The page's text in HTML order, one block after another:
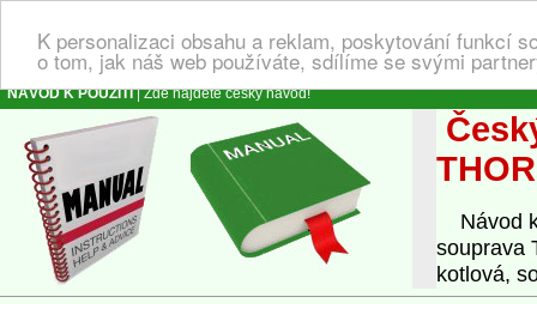
K personalizaci obsahu a reklam, poskytování funkcí
o tom, jak náš web používáte, sdílíme se svými
NÁVOD K POUŽITÍ| Zde najdete český návod!
Návod k
souprava
kotlová,